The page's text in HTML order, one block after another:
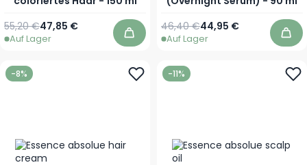
Sonderpreis
47,85 €
Regulärer Preis
55,20 €
Auf Lager In den Warenkorb
Sonderpreis
44,95 €
Regulärer Preis
46,40 €
Auf Lager In
-8% -11%